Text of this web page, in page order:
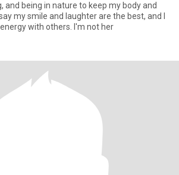
and being in nature to keep my body and
my smile and laughter are the best, and I
with others. I'm not her